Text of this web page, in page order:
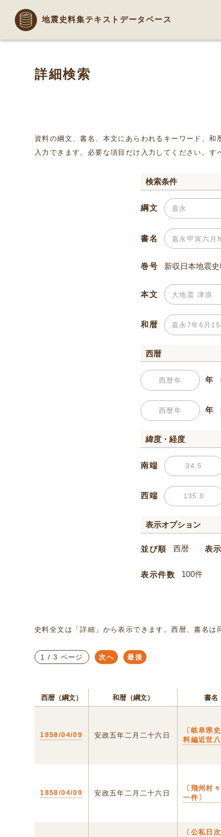
地震史料集テキストデータベース
詳細検索
資料の綱文、書名、本文にあらわれるキーワード、
入力できます。必要な項目だけ入力してください。
検索条件
綱文
書名
巻号
本文
和暦
西暦
年
年
緯度・経度
南端
西端
表示オプション
並び順 表
表示件数
史料全文は「詳細」から表示できます。西暦、書名
1 / 3 ページ 次へ 最後
西暦（綱文） 和暦（綱文） 書名
1858/04/09 安政五年二月二十六日
〔岐阜県
料編近世
1858/04/09 安政五年二月二十六日
〔飛州村
一件〕
〔公私日